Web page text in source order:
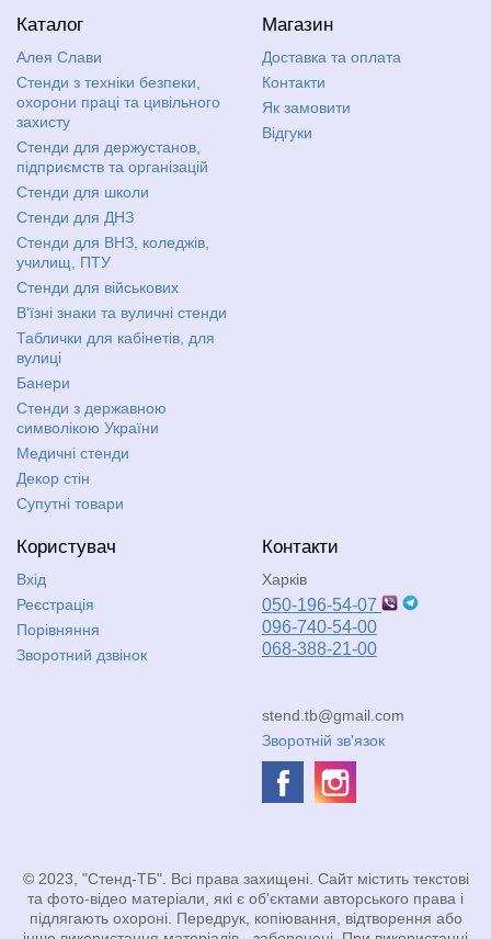
Каталог
Алея Слави
Стенди з техніки безпеки,
охорони праці та цивільного
захисту
Стенди для держустанов,
підприємств та організацій
Стенди для школи
Стенди для ДНЗ
Стенди для ВНЗ, коледжів,
училищ, ПТУ
Стенди для військових
В'їзні знаки та вуличні стенди
Таблички для кабінетів, для
вулиці
Банери
Стенди з державною
символікою України
Медичні стенди
Декор стін
Супутні товари
Магазин
Доставка та оплата
Контакти
Як замовити
Відгуки
Користувач
Вхід
Реєстрація
Порівняння
Зворотний дзвінок
Контакти
Харків
050-196-54-07
096-740-54-00
068-388-21-00
stend.tb@gmail.com
Зворотній зв'язок
© 2023, "Стенд-ТБ". Всі права захищені. Сайт містить текстові
та фото-відео матеріали, які є об'єктами авторського права і
підлягають охороні. Передрук, копіювання, відтворення або